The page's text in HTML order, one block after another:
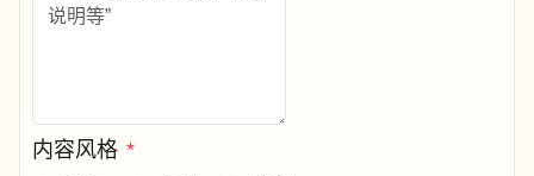
内容风格 *